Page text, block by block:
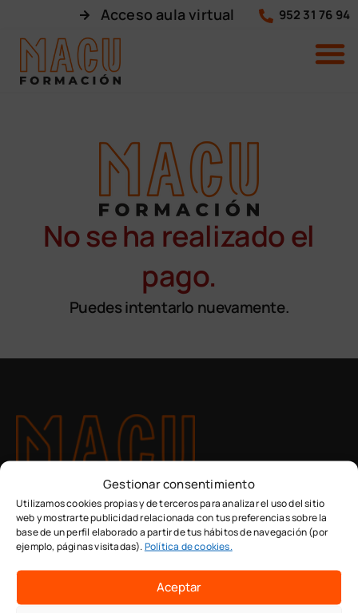
Gestionar consentimiento
Utilizamos cookies propias y de terceros para analizar el uso del sitio
web y mostrarte publicidad relacionada con tus preferencias sobre la
base de un perfil elaborado a partir de tus hábitos de navegación (por
ejemplo, páginas visitadas). Política de cookies.
Aceptar
Acceso aula virtual 952 31 76 94
No se ha realizado el
pago.
Puedes intentarlo nuevamente.
Centros
Málaga